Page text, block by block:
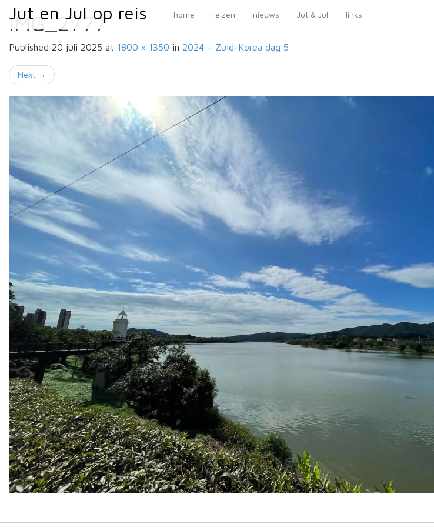
Jut en Jul op reis
Primary
Jut en Jul op reis
home reizen nieuws Jut & Jul links
IMG_2777
Published 20 juli 2025 at 1800 × 1350 in 2024 – Zuid-Korea dag 5
Next →